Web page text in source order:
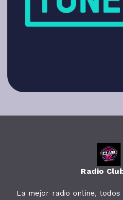
Radio
La mejor radio online,